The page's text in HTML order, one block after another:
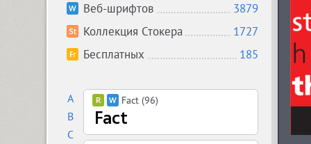
Веб-шрифтов
3879
Коллекция Стокера
1727
Бесплатных
185
A
B
C
Fact (96)